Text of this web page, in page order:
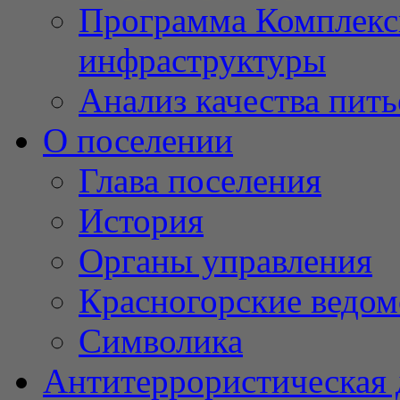
Программа
инфраструктуры
Анализ качества
О поселении
Глава поселения
История
Органы управления
Красногорские
Символика
Антитеррористическая